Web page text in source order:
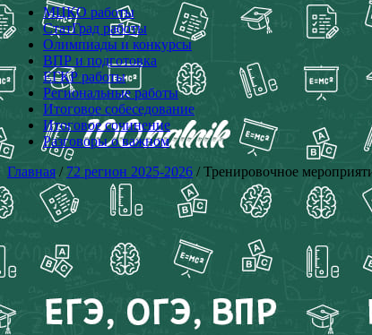
МЦКО работы
СтатГрад работы
Олимпиады и конкурсы
ВПР и подготовка
ЕГКР работы
Региональные работы
Итоговое собеседование
Итоговое сочинение
Разговоры о важном
Главная / 72 регион 2025-2026 / Тренировочное